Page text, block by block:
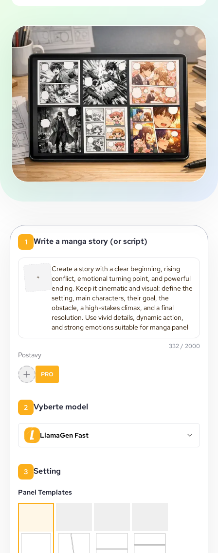
1 Write a manga story (or script)
+
332/ 2000
Postavy
PRO
2 Vyberte model
LlamaGen Fast
3 Setting
Panel Templates